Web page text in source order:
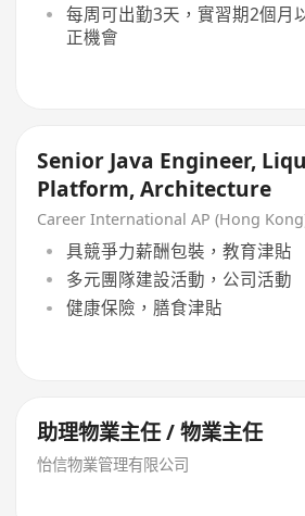
每周可出勤3天，實習期2個月
正機會
Senior Java Engineer,
Platform, Architecture
Career International AP (Hong
具競爭力薪酬包裝，教育津貼
多元團隊建設活動，公司活動
健康保險，膳食津貼
助理物業主任 / 物業主任
怡信物業管理有限公司